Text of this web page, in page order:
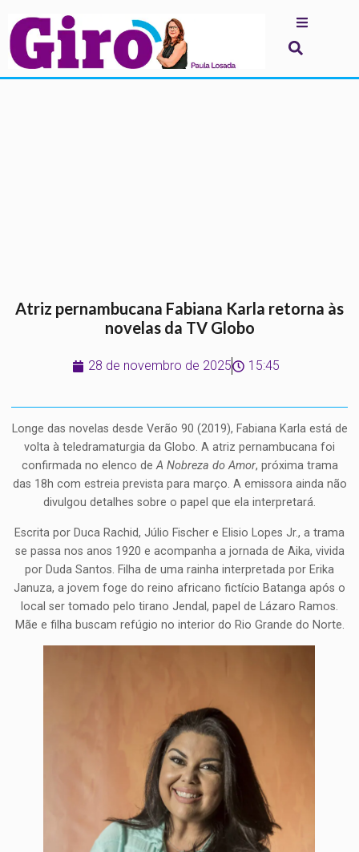
Atriz pernambucana Fabiana Karla retorna às
novelas da TV Globo
28 de novembro de 2025 15:45
Longe das novelas desde Verão 90 (2019), Fabiana Karla está de
volta à teledramaturgia da Globo. A atriz pernambucana foi
confirmada no elenco deA Nobreza do Amor, próxima trama
das 18h com estreia prevista para março. A emissora ainda não
divulgou detalhes sobre o papel que ela interpretará.
Escrita por Duca Rachid, Júlio Fischer e Elisio Lopes Jr., a trama
se passa nos anos 1920 e acompanha a jornada de Aika, vivida
por Duda Santos. Filha de uma rainha interpretada por Erika
Januza, a jovem foge do reino africano fictício Batanga após o
local ser tomado pelo tirano Jendal, papel de Lázaro Ramos.
Mãe e filha buscam refúgio no interior do Rio Grande do Norte.